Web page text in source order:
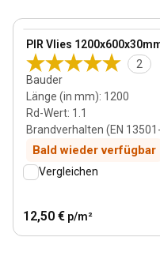
PIR Vlies
2
Bauder
Länge (in mm): 1200
Rd-Wert: 1.1
Brandverhalten (EN
Bald wieder verfügbar
View product
Vergleichen
12,50 € p/m²